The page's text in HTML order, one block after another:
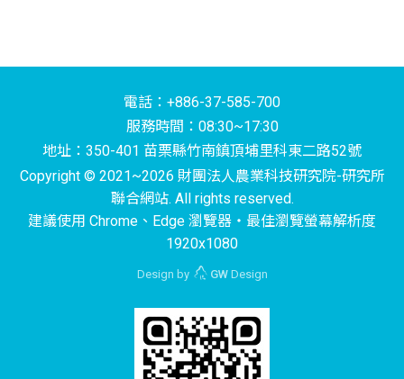
電話：+886-37-585-700
服務時間：08:30~17:30
地址：350-401 苗栗縣竹南鎮頂埔里科東二路52號
Copyright © 2021~2026 財團法人農業科技研究院-研究所
聯合網站. All rights reserved.
建議使用 Chrome、Edge 瀏覽器‧最佳瀏覽螢幕解析度
1920x1080
Design by GWDesign